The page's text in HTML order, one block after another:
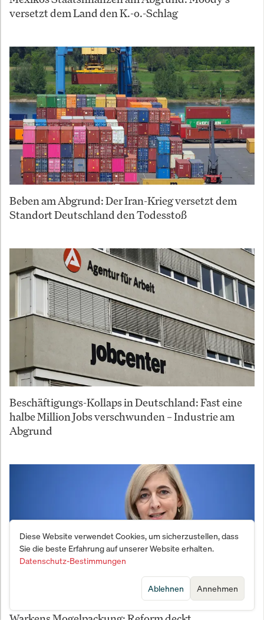
versetzt dem Land den K.-o.-Schlag
Beben am Abgrund: Der Iran-Krieg versetzt dem
Standort Deutschland den Todesstoß
Beschäftigungs-Kollaps in Deutschland: Fast eine
halbe Million Jobs verschwunden – Industrie am
Abgrund
Diese Website verwendet Cookies, um sicherzustellen, dass
Sie die beste Erfahrung auf unserer Website erhalten.
Datenschutz-Bestimmungen
Annehmen
Ablehnen